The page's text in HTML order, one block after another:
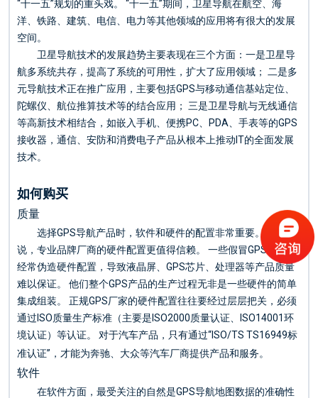
“十一五”规划的重头戏。 “十一五”期间，卫星导航在航空、海
洋、铁路、建筑、电信、电力等其他领域的应用将有很大的发展
空间。
卫星导航技术的发展趋势主要表现在三个方面：一是卫星导
航多系统共存，提高了系统的可用性，扩大了应用领域； 二是多
元导航技术正在推广应用，主要包括GPS与移动通信基站定位、
陀螺仪、航位推算技术等的结合应用； 三是卫星导航与无线通信
等高新技术相结合，如嵌入手机、便携PC、PDA、手表等的GPS
接收器，通信、安防和消费电子产品从根本上推动IT的全面发展
技术。
如何购买
质量
选择GPS导航产品时，软件和硬件的配置非常重要。 一般来
说，专业品牌厂商的硬件配置更值得信赖。 一些假冒GPS制造商
经常伪造硬件配置，导致液晶屏、GPS芯片、处理器等产品质量
难以保证。 他们整个GPS产品的生产过程无非是一些硬件的简单
集成组装。 正规GPS厂家的硬件配置往往要经过层层把关，必须
通过ISO质量生产标准（主要是ISO2000质量认证、ISO14001环
境认证）等认证。 对于汽车产品，只有通过“ISO/TS TS16949标
准认证”，才能为奔驰、大众等汽车厂商提供产品和服务。
软件
在软件方面，最受关注的自然是GPS导航地图数据的准确性